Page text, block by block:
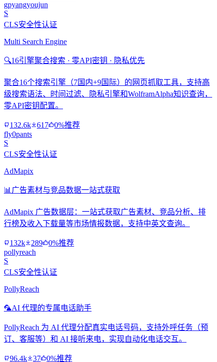
gpyangyoujun
S
CLS安全性认证
Multi Search Engine
🔍16引擎聚合搜索 · 零API密钥 · 隐私优先
聚合16个搜索引擎（7国内+9国际）的网页抓取工具，支持高
级搜索语法、时间过滤、隐私引擎和WolframAlpha知识查询，
零API密钥配置。
132.6k 617
0%推荐
fly0pants
S
CLS安全性认证
AdMapix
📊 广告素材与竞品数据一站式获取
AdMapix 广告数据层：一站式获取广告素材、竞品分析、排
行榜及收入下载量等市场情报数据，支持中英文查询。
132k 289
0%推荐
pollyreach
S
CLS安全性认证
PollyReach
🦜AI 代理的专属电话助手
PollyReach 为 AI 代理分配真实电话号码，支持外呼任务（预
订、客服等）和 AI 接听来电，实现自动化电话交互。
96.4k 37 0%推荐